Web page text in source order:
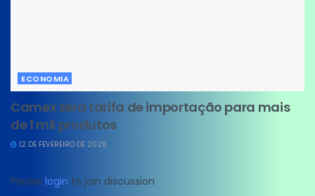
ECONOMIA
Camex zera tarifa de importação para mais
de 1 mil produtos
12 DE FEVEREIRO DE 2026
Please login to join discussion